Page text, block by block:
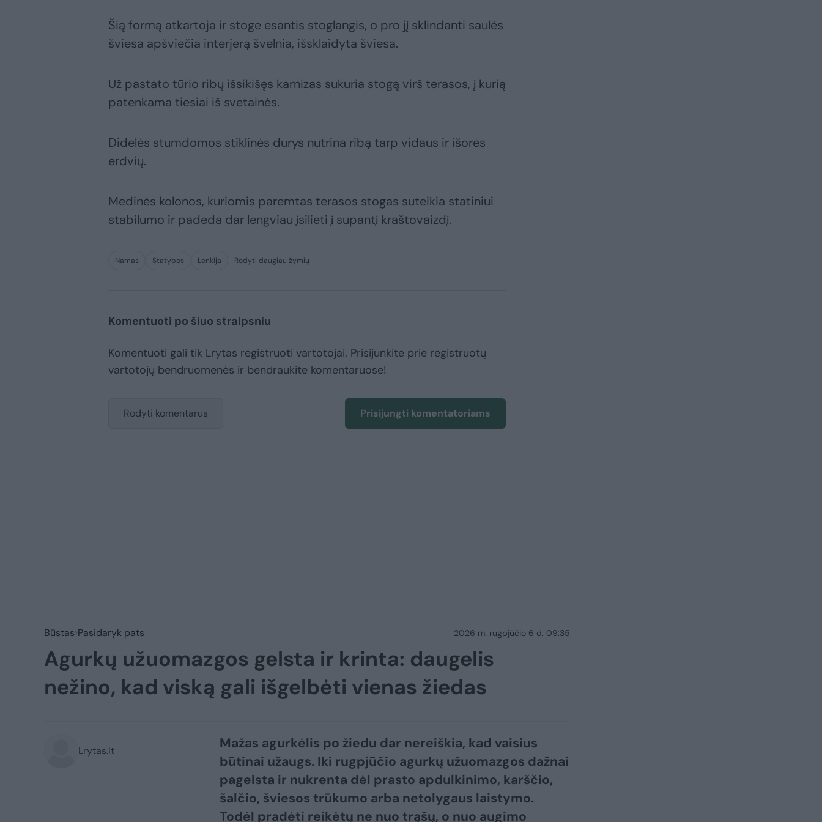
Šią formą atkartoja ir stoge esantis stoglangis, o pro jį sklindanti saulės
šviesa apšviečia interjerą švelnia, išsklaidyta šviesa.
Už pastato tūrio ribų išsikišęs karnizas sukuria stogą virš terasos, į kurią
patenkama tiesiai iš svetainės.
Didelės stumdomos stiklinės durys nutrina ribą tarp vidaus ir išorės
erdvių.
Medinės kolonos, kuriomis paremtas terasos stogas suteikia statiniui
stabilumo ir padeda dar lengviau įsilieti į supantį kraštovaizdį.
Namas Statybos Lenkija Rodyti daugiau žymių
Komentuoti po šiuo straipsniu
Komentuoti gali tik Lrytas registruoti vartotojai. Prisijunkite prie registruotų
vartotojų bendruomenės ir bendraukite komentaruose!
Rodyti komentarus Prisijungti komentatoriams
Būstas Pasidaryk pats 2026 m. rugpjūčio 6 d. 09:35
Agurkų užuomazgos gelsta ir krinta: daugelis
nežino, kad viską gali išgelbėti vienas žiedas
Lrytas.lt
Mažas agurkėlis po žiedu dar nereiškia, kad vaisius
būtinai užaugs. Iki rugpjūčio agurkų užuomazgos dažnai
pagelsta ir nukrenta dėl prasto apdulkinimo, karščio,
šalčio, šviesos trūkumo arba netolygaus laistymo.
Todėl pradėti reikėtų ne nuo trąšų, o nuo augimo